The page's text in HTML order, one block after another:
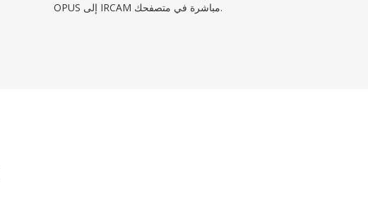
OPUS إلى IRCAM مباشرة في متصفحك.